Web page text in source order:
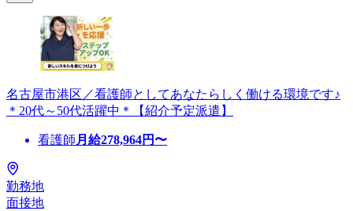
名古屋市港区／看護師としてあなたらしく働ける環境です♪
＊20代～50代活躍中＊【紹介予定派遣】
看護師 月給278,964円〜
勤務地
面接地